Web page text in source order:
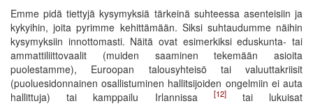
Emme pidä tiettyjä kysymyksiä tärkeinä suhteessa asenteisiin ja
kykyihin, joita pyrimme kehittämään. Siksi suhtaudumme näihin
kysymyksiin innottomasti. Näitä ovat esimerkiksi eduskunta- tai
ammattiliittovaalit (muiden saaminen tekemään asioita
puolestamme), Euroopan talousyhteisö tai valuuttakriisit
(puoluesidonnainen osallistuminen hallitsijoiden ongelmiin ei auta
hallittuja) tai kamppailu Irlannissa
[12]tai lukuisat